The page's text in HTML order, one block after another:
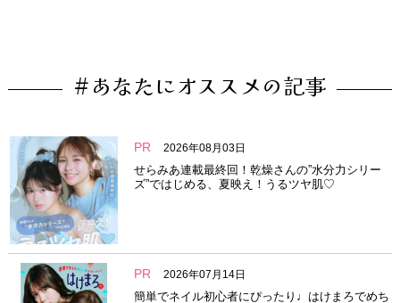
#あなたにオススメの記事
PR 2026年08月03日
せらみあ連載最終回！乾燥さんの”水分力シリー
ズ”ではじめる、夏映え！うるツヤ肌♡
PR 2026年07月14日
簡単でネイル初心者にぴったり♩はけまろでめち